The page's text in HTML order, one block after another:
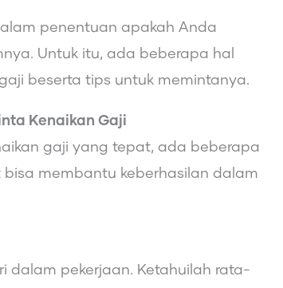
penentuan apakah Anda
Untuk itu, ada beberapa hal
beserta tips untuk memintanya.
Kenaikan Gaji
gaji yang tepat, ada beberapa
membantu keberhasilan dalam
dalam pekerjaan. Ketahuilah rata-